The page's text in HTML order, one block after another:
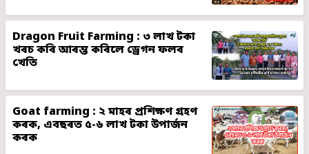
Dragon Fruit Farming : ৩ লাখ টকা
খৰচ কৰি আৰম্ভ কৰিলে ড্ৰেগন ফলৰ
খেতি
Goat farming : ২ মাহৰ প্ৰশিক্ষণ গ্ৰহণ
কৰক, এবছৰত ৫-৬ লাখ টকা উপাৰ্জন
কৰক